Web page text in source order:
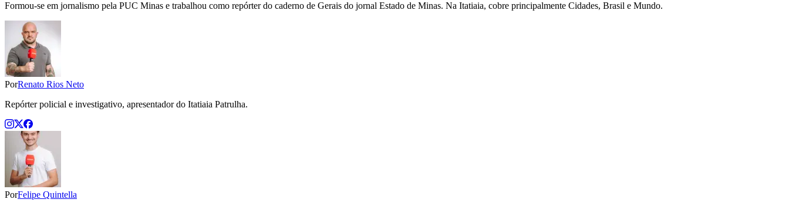
Formou-se em jornalismo pela PUC Minas e trabalhou como repórter do caderno de Gerais do jornal Estado de Minas. Na Itatiaia, cobre principalmente Cidades, Brasil e Mundo.
PorRenato Rios Neto
Repórter policial e investigativo, apresentador do Itatiaia Patrulha.
PorFelipe Quintella